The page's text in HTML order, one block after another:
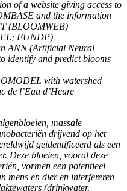
of a website giving access to
and the information
(BLOOMWEB)
FUNDP)
ANN (Artificial Neural
identify and predict blooms
with watershed
de l’Eau d’Heure
massale
drijvend op het
geïdentificeerd als een
Deze bloeien, vooral deze
vormen een potentieel
mens en dier en interfereren
(drinkwater,